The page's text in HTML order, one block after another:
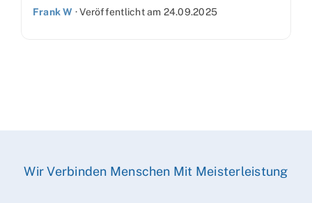
Frank W ·Veröffentlicht am 24.09.2025
Wir Verbinden Menschen Mit Meisterleistung